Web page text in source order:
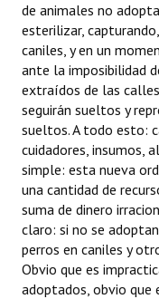
de animales no
esterilizar,
caniles, y en un
ante la imposibilidad
extraídos de las
seguirán sueltos y
sueltos. A todo esto:
cuidadores, insumos,
simple: esta nueva
una cantidad de
suma de dinero
claro: si no se
perros en caniles y
Obvio que es
adoptados, obvio que